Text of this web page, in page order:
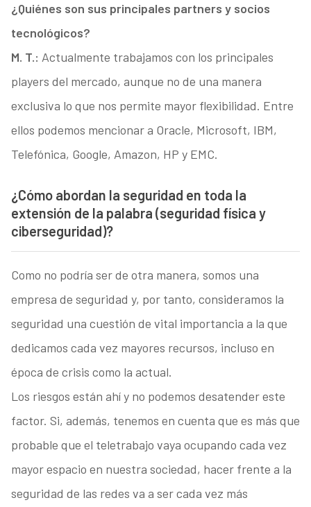
¿Quiénes son sus principales partners y socios
tecnológicos?
M. T.: Actualmente trabajamos con los principales
players del mercado, aunque no de una manera
exclusiva lo que nos permite mayor flexibilidad. Entre
ellos podemos mencionar a Oracle, Microsoft, IBM,
Telefónica, Google, Amazon, HP y EMC.
¿Cómo abordan la seguridad en toda la
extensión de la palabra (seguridad física y
ciberseguridad)?
Como no podría ser de otra manera, somos una
empresa de seguridad y, por tanto, consideramos la
seguridad una cuestión de vital importancia a la que
dedicamos cada vez mayores recursos, incluso en
época de crisis como la actual.
Los riesgos están ahí y no podemos desatender este
factor. Si, además, tenemos en cuenta que es más que
probable que el teletrabajo vaya ocupando cada vez
mayor espacio en nuestra sociedad, hacer frente a la
seguridad de las redes va a ser cada vez más